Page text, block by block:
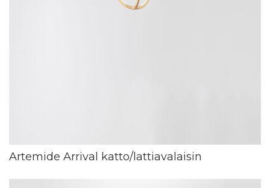
Artemide Arrival katto/lattiavalaisin